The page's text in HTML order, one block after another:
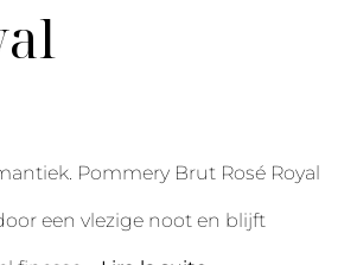
Pommery Brut Rosé Royal
een vlezige noot en blijft